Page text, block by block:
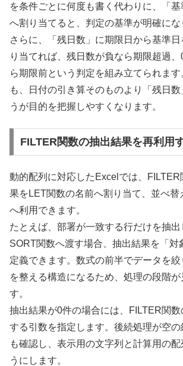
を条件ごとに何度も書く代わりに、「
へ割り当てると、判定の基準が明確にな
さらに、「残日数」に期限日から基準
り当てれば、残日数が負なら期限超過
ら期限前という判定を組み立てられま
も、日付の引き算そのものより「残日
うが目的を把握しやすくなります。
FILTER関数の抽出結果を再利用
動的配列に対応したExcelでは、
果をLET関数の名前へ割り当て、並べ替
へ利用できます。
たとえば、部署が一致する行だけを抽
SORT関数へ渡す場合、抽出結果を「対
定義できます。数式の前半でデータを
を整える構造になるため、処理の段階が
す。
抽出結果が0件の場合には、FILTER関
する引数を指定します。後続処理が空
も確認し、表示用の文字列と計算用の
うにします。